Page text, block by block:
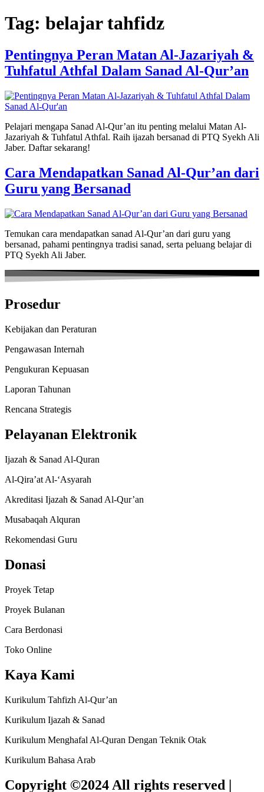
Skip
to
Tag: belajar tahfidz
Pentingnya Peran Matan Al-Jazariyah &
Tuhfatul Athfal Dalam Sanad Al-Qur’an
Pelajari mengapa Sanad Al-Qur’an itu penting melalui Matan Al-
Jazariyah & Tuhfatul Athfal. Raih ijazah bersanad di PTQ Syekh Ali
Jaber. Daftar sekarang!
Cara Mendapatkan Sanad Al-Qur’an dari
Guru yang Bersanad
Temukan cara mendapatkan sanad Al-Qur’an dari guru yang
bersanad, pahami pentingnya tradisi sanad, serta peluang belajar di
PTQ Syekh Ali Jaber.
Prosedur
Kebijakan dan Peraturan
Pengawasan Internah
Pengukuran Kepuasan
Laporan Tahunan
Rencana Strategis
Pelayanan Elektronik
Ijazah & Sanad Al-Quran
Al-Qira’at Al-‘Asyarah
Akreditasi Ijazah & Sanad Al-Qur’an
Musabaqah Alquran
Rekomendasi Guru
Donasi
Proyek Tetap
Proyek Bulanan
Cara Berdonasi
Toko Online
Kaya Kami
Kurikulum Tahfizh Al-Qur’an
Kurikulum Ijazah & Sanad
Kurikulum Menghafal Al-Quran Dengan Teknik Otak
Kurikulum Bahasa Arab
Copyright ©2024 All rights reserved |